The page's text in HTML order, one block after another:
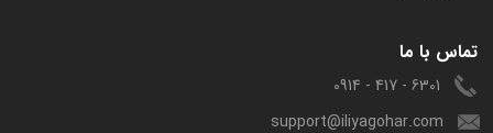
تماس با ما
6301 - 417 - 0914
support@iliyagohar.com